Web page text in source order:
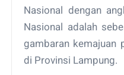
Nasional dengan
Nasional adalah
gambaran kemajuan
di Provinsi Lampung.